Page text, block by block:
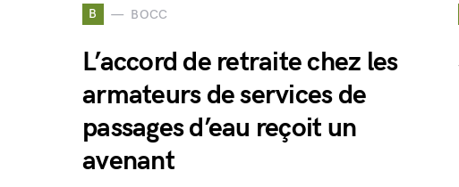
B BOCC
L’accord de retraite chez les
armateurs de services de
passages d’eau reçoit un
avenant